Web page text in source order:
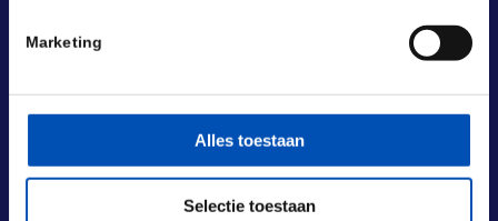
Marketing
Alles toestaan
Selectie toestaan